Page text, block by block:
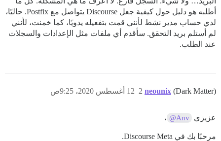
أطلبه هو دليل حول كيفية جعل Discourse يتواصل مع Postfix. حاليًا،
لدي حساب مدير نشط لأنني قمت بتفعيله يدويًا، كما خمنت، لأنني
لم أستلم بريد التحقق. سأقدم أي ملفات مثل الإعدادات والسجلات
عند الطلب.
neounix (Dark Matter) 12 أغسطس 2020، 9:25ص 2
عزيزي @Anv ،
مرحبًا بك في Discourse Meta.